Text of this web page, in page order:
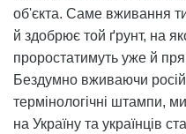
об'єкта. Саме вживання
й здобрює той ґрунт, на
проростатимуть уже й
Бездумно вживаючи
термінологічні штампи,
на Україну та українців